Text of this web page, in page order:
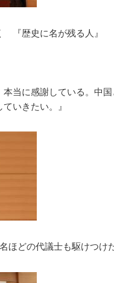
『歴史に名が残る人』
本当に感謝している。中
ていきたい。』
ほどの代議士も駆けつけた